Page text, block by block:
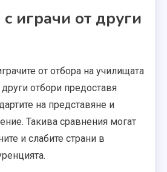
играчи от други
от отбора на училищата
отбори предоставя
на представяне и
Такива сравнения могат
и слабите страни в